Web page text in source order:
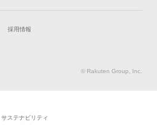
キャンペーン一覧
新車購入
自動車保険
採用情報
© Rakuten Group, Inc.
サステナビリティ